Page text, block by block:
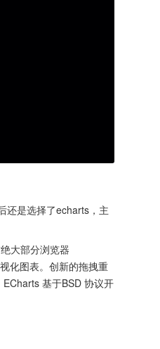
还是选择了echarts，主
大部分浏览器
化图表。创新的拖拽重
基于BSD 协议开